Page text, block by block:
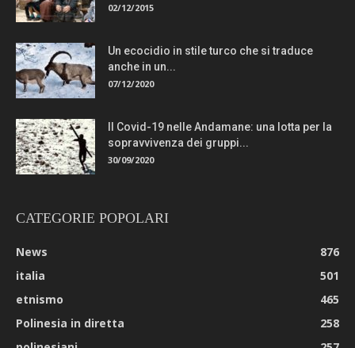
02/12/2015
Un ecocidio in stile turco che si traduce
anche in un...
07/12/2020
Il Covid-19 nelle Andamane: una lotta per la
sopravvivenza dei gruppi...
30/09/2020
CATEGORIE POPOLARI
News
876
italia
501
etnismo
465
Polinesia in diretta
258